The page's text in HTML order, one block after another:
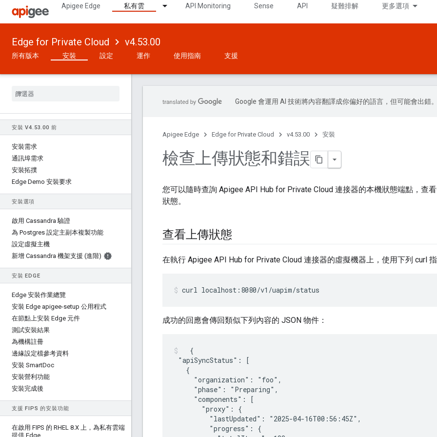
Apigee Edge 私有雲 API Monitoring Sense API 疑難排解 更多選項
Edge for Private Cloud v4.53.00
所有版本 安裝 設定 運作 使用指南 支援
安裝 V4. 53.00 前
安裝需求
通訊埠需求
安裝拓撲
Edge Demo 安裝要求
安裝選項
啟用 Cassandra 驗證
為 Postgres 設定主副本複製功能
設定虛擬主機
新增 Cassandra 機架支援 (進階)
安裝 EDGE
Edge 安裝作業總覽
安裝 Edge apigee-setup 公用程式
在節點上安裝 Edge 元件
測試安裝結果
為機構註冊
邊緣設定檔參考資料
安裝 SmartDoc
安裝營利功能
安裝完成後
支援 FIPS 的安裝功能
在啟用 FIPS 的 RHEL 8.X 上，為私有雲端
提供 Edge
Google 會運用 AI 技術將內容翻譯成你偏好的語言，但可能會出錯
Apigee Edge Edge for Private Cloud v4.53.00 安裝
檢查上傳狀態和錯誤
您可以隨時查詢 Apigee API Hub for Private Cloud 連接器的本機狀態端點，查
狀態。
查看上傳狀態
在執行 Apigee API Hub for Private Cloud 連接器的虛擬機器上，使用下列 curl
curl localhost:8080/v1/uapim/status
成功的回應會傳回類似下列內容的 JSON 物件：
  {
"apiSyncStatus": [
   {
     "organization": "foo",
     "phase": "Preparing",
     "components": [
       "proxy": {
         "lastUpdated": "2025-04-16T00:56:45Z",
         "progress": {